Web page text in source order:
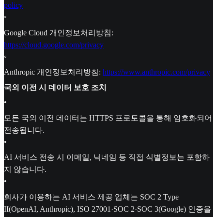
policy
◦
Google Cloud 개인정보처리방침:
https://cloud.google.com/privacy
◦
Anthropic 개인정보처리방침: https://www.anthropic.com/privacy
국외 이전 시 데이터 보호 조치
•
모든 국외 이전 데이터는 HTTPS 프로토콜을 통해 암호화되어
전송됩니다.
•
AI 서비스 전송 시 이메일, 닉네임 등 직접 식별정보는 포함하
지 않습니다.
•
회사가 이용하는 AI 서비스 제공 업체는 SOC 2 Type
II(OpenAI, Anthropic), ISO 27001·SOC 2·SOC 3(Google) 인증을